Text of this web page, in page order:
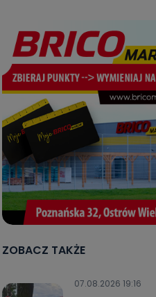
ZOBACZ TAKŻE
07.08.2026 19:16